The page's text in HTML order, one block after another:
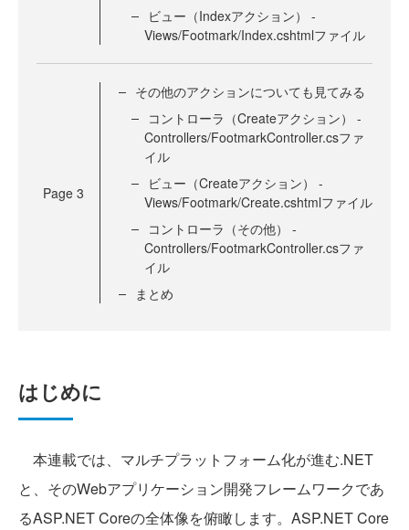
ビュー（Indexアクション） -
Views/Footmark/Index.cshtmlファイル
Page 3
その他のアクションについても見てみる
コントローラ（Createアクション） -
Controllers/FootmarkController.csファ
イル
ビュー（Createアクション） -
Views/Footmark/Create.cshtmlファイル
コントローラ（その他） -
Controllers/FootmarkController.csファ
イル
まとめ
はじめに
本連載では、マルチプラットフォーム化が進む.NET
と、そのWebアプリケーション開発フレームワークであ
るASP.NET Coreの全体像を俯瞰します。ASP.NET Core